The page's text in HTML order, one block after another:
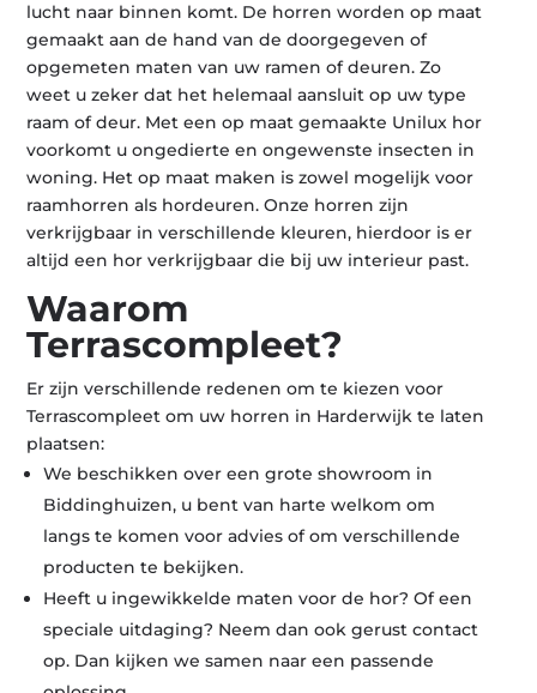
lucht naar binnen komt. De horren worden op maat
gemaakt aan de hand van de doorgegeven of
opgemeten maten van uw ramen of deuren. Zo
weet u zeker dat het helemaal aansluit op uw type
raam of deur. Met een op maat gemaakte Unilux hor
voorkomt u ongedierte en ongewenste insecten in
woning. Het op maat maken is zowel mogelijk voor
raamhorren als hordeuren. Onze horren zijn
verkrijgbaar in verschillende kleuren, hierdoor is er
altijd een hor verkrijgbaar die bij uw interieur past.
Waarom
Terrascompleet?
Er zijn verschillende redenen om te kiezen voor
Terrascompleet om uw horren in Harderwijk te laten
plaatsen:
We beschikken over een grote showroom in
Biddinghuizen, u bent van harte welkom om
langs te komen voor advies of om verschillende
producten te bekijken.
Heeft u ingewikkelde maten voor de hor? Of een
speciale uitdaging? Neem dan ook gerust contact
op. Dan kijken we samen naar een passende